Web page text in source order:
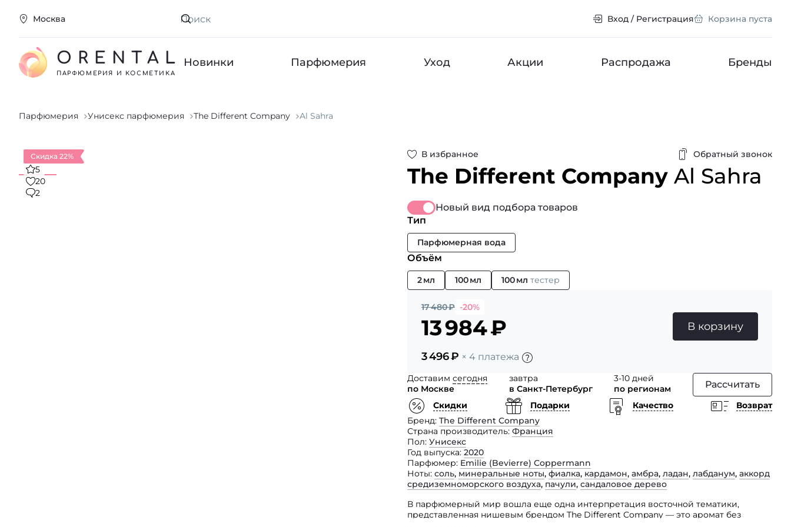
Москва Искать Вход / Регистрация Корзина пуста
ORENTAL
ПАРФЮМЕРИЯ И КОСМЕТИКА
Новинки Парфюмерия Уход Акции Распродажа Бренды
Парфюмерия Унисекс парфюмерия The Different Company Al Sahra
В избранное Обратный звонок
The Different Company Al Sahra
Скидка 22%
5
20
2
Новый вид подбора товаров
Тип
Парфюмерная вода
Объём
2 мл 100 мл 100 мл тестер
17 480₽ -20%
13 984₽
3 496₽ × 4 платежа
В корзину
Доставим сегодня
по Москве
завтра
в Санкт-Петербург
3-10 дней
по регионам
Рассчитать
Скидки Подарки Качество
Возврат
Бренд The Different Company
Страна производитель Франция
Пол Унисекс
Год выпуска 2020
Парфюмер Emilie (Bevierre) Coppermann
Ноты соль, минеральные ноты, фиалка, кардамон, амбра, ладан, лабданум, аккорд
средиземноморского воздуха, пачули, сандаловое дерево
В парфюмерный мир вошла еще одна интерпретация восточной тематики,
представленная нишевым брендом The Different Company — это аромат без